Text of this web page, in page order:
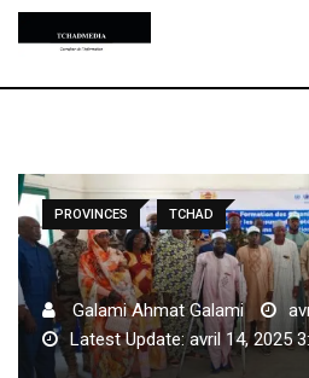
Skip
PROVINCES TCHAD
Galami Ahmat Galami
Latest Update: avril 14, 2025